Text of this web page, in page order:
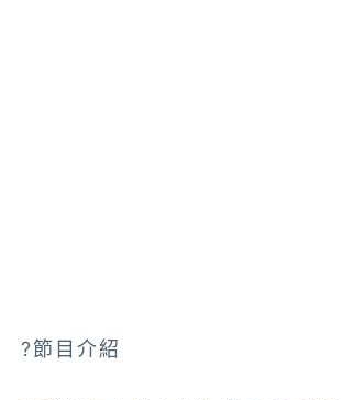
?節目介紹